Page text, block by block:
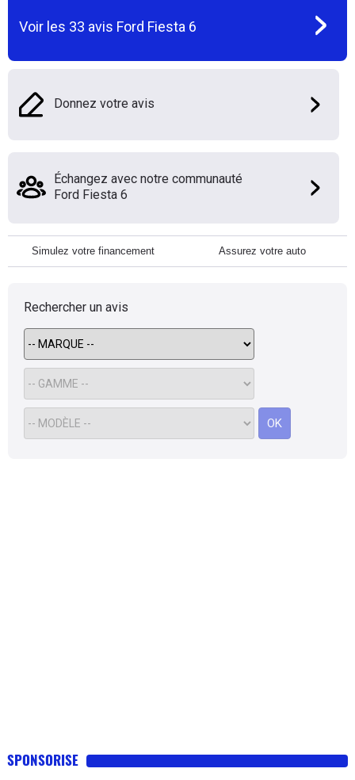
Voir les 33 avis Ford Fiesta 6
Donnez votre avis
Échangez avec notre communauté
Ford Fiesta 6
Simulez votre financement Assurez votre auto
Rechercher un avis
OK
SPONSORISE